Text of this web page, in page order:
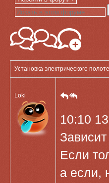
Установка электрического
Loki
10:10
Если
а если,